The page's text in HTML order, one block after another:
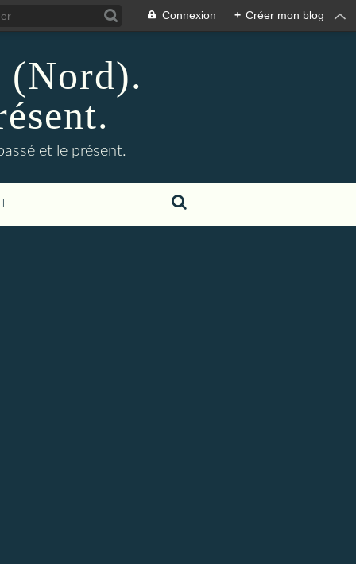
Connexion + Créer mon blog
et le présent.